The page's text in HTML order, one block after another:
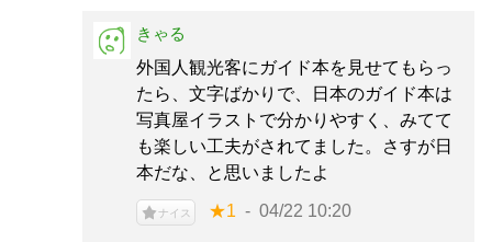
きゃる
外国人観光客にガイド本を見せてもらっ
たら、文字ばかりで、日本のガイド本は
写真屋イラストで分かりやすく、みてて
も楽しい工夫がされてました。さすが日
本だな、と思いましたよ
ナイス ★1 04/22 10:20